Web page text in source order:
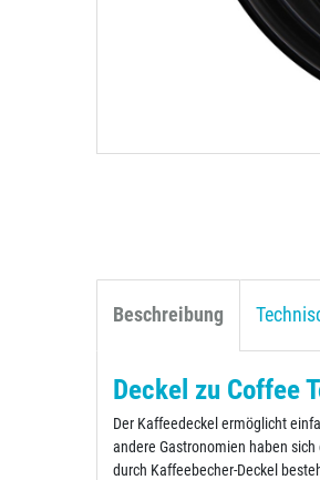
Beschreibung
Deckel zu Coffee
Der Kaffeedeckel ermöglicht
andere Gastronomien haben
durch Kaffeebecher-Deckel